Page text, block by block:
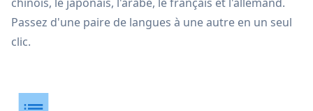
Passez d'une paire de langues à une autre en un seul
clic.